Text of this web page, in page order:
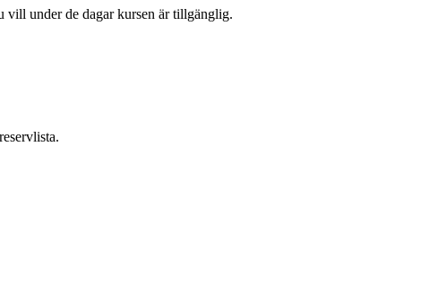
under de dagar kursen är tillgänglig.